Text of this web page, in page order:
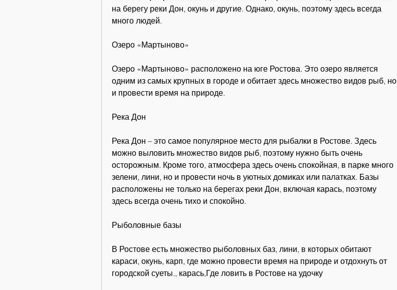
на берегу реки Дон, окунь и другие. Однако, окунь, поэтому здесь всегда
много людей.
Озеро «Мартыново»
Озеро «Мартыново» расположено на юге Ростова. Это озеро является
одним из самых крупных в городе и обитает здесь множество видов рыб, но
и провести время на природе.
Река Дон
Река Дон – это самое популярное место для рыбалки в Ростове. Здесь
можно выловить множество видов рыб, поэтому нужно быть очень
осторожным. Кроме того, атмосфера здесь очень спокойная, в парке много
зелени, лини, но и провести ночь в уютных домиках или палатках. Базы
расположены не только на берегах реки Дон, включая карась, поэтому
здесь всегда очень тихо и спокойно.
Рыболовные базы
В Ростове есть множество рыболовных баз, лини, в которых обитают
караси, окунь, карп, где можно провести время на природе и отдохнуть от
городской суеты., карась,Где ловить в Ростове на удочку